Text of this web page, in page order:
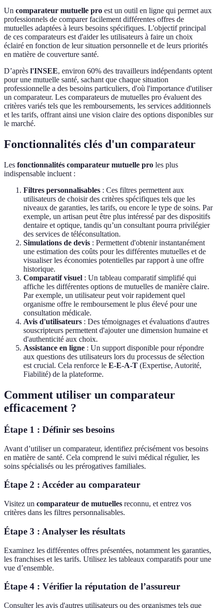
Un comparateur mutuelle pro est un outil en ligne qui permet aux
professionnels de comparer facilement différentes offres de
mutuelles adaptées à leurs besoins spécifiques. L'objectif principal
de ces comparateurs est d'aider les utilisateurs à faire un choix
éclairé en fonction de leur situation personnelle et de leurs priorités
en matière de couverture santé.
D’après l'INSEE, environ 60% des travailleurs indépendants optent
pour une mutuelle santé, sachant que chaque situation
professionnelle a des besoins particuliers, d'où l'importance d'utiliser
un comparateur. Les comparateurs de mutuelles pro évaluent des
critères variés tels que les remboursements, les services additionnels
et les tarifs, offrant ainsi une vision claire des options disponibles sur
le marché.
Fonctionnalités clés d'un comparateur
Les fonctionnalités comparateur mutuelle pro les plus
indispensable incluent :
Filtres personnalisables : Ces filtres permettent aux
utilisateurs de choisir des critères spécifiques tels que les
niveaux de garanties, les tarifs, ou encore le type de soins. Par
exemple, un artisan peut être plus intéressé par des dispositifs
dentaire et optique, tandis qu’un consultant pourra privilégier
des services de téléconsultation.
Simulations de devis : Permettent d'obtenir instantanément
une estimation des coûts pour les différentes mutuelles et de
visualiser les économies potentielles par rapport à une offre
historique.
Comparatif visuel : Un tableau comparatif simplifié qui
affiche les différentes options de mutuelles de manière claire.
Par exemple, un utilisateur peut voir rapidement quel
organisme offre le remboursement le plus élevé pour une
consultation médicale.
Avis d'utilisateurs : Des témoignages et évaluations d'autres
souscripteurs permettent d'ajouter une dimension humaine et
d'authenticité aux choix.
Assistance en ligne : Un support disponible pour répondre
aux questions des utilisateurs lors du processus de sélection
est crucial. Cela renforce le E-E-A-T (Expertise, Autorité,
Fiabilité) de la plateforme.
Comment utiliser un comparateur
efficacement ?
Étape 1 : Définir ses besoins
Avant d’utiliser un comparateur, identifiez précisément vos besoins
en matière de santé. Cela comprend le suivi médical régulier, les
soins spécialisés ou les prérogatives familiales.
Étape 2 : Accéder au comparateur
Visitez un comparateur de mutuelles reconnu, et entrez vos
critères dans les filtres personnalisables.
Étape 3 : Analyser les résultats
Examinez les différentes offres présentées, notamment les garanties,
les franchises et les tarifs. Utilisez les tableaux comparatifs pour une
vue d’ensemble.
Étape 4 : Vérifier la réputation de l’assureur
Consulter les avis d'autres utilisateurs ou des organismes tels que